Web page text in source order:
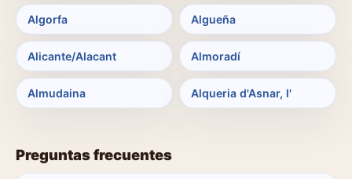
Algorfa Algueña
Alicante/Alacant Almoradí
Almudaina Alqueria d'Asnar, l'
Preguntas frecuentes